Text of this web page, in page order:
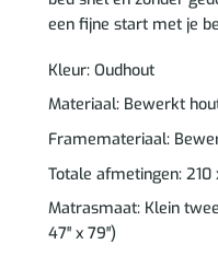
een fijne start met je
Kleur: Oudhout
Materiaal: Bewerkt
Framemateriaal:
Totale afmetingen: 210
Matrasmaat: Klein
47″ x 79″)